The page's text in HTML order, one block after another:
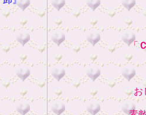
「
お